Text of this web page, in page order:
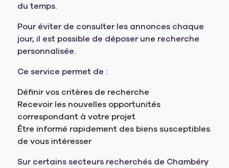
du temps.
Pour éviter de consulter les annonces chaque
jour, il est possible de déposer une recherche
personnalisée.
Ce service permet de :
Définir vos critères de recherche
Recevoir les nouvelles opportunités
correspondant à votre projet
Être informé rapidement des biens susceptibles
de vous intéresser
Sur certains secteurs recherchés de Chambéry